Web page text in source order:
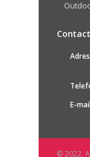
Contact
E-
© 2022,